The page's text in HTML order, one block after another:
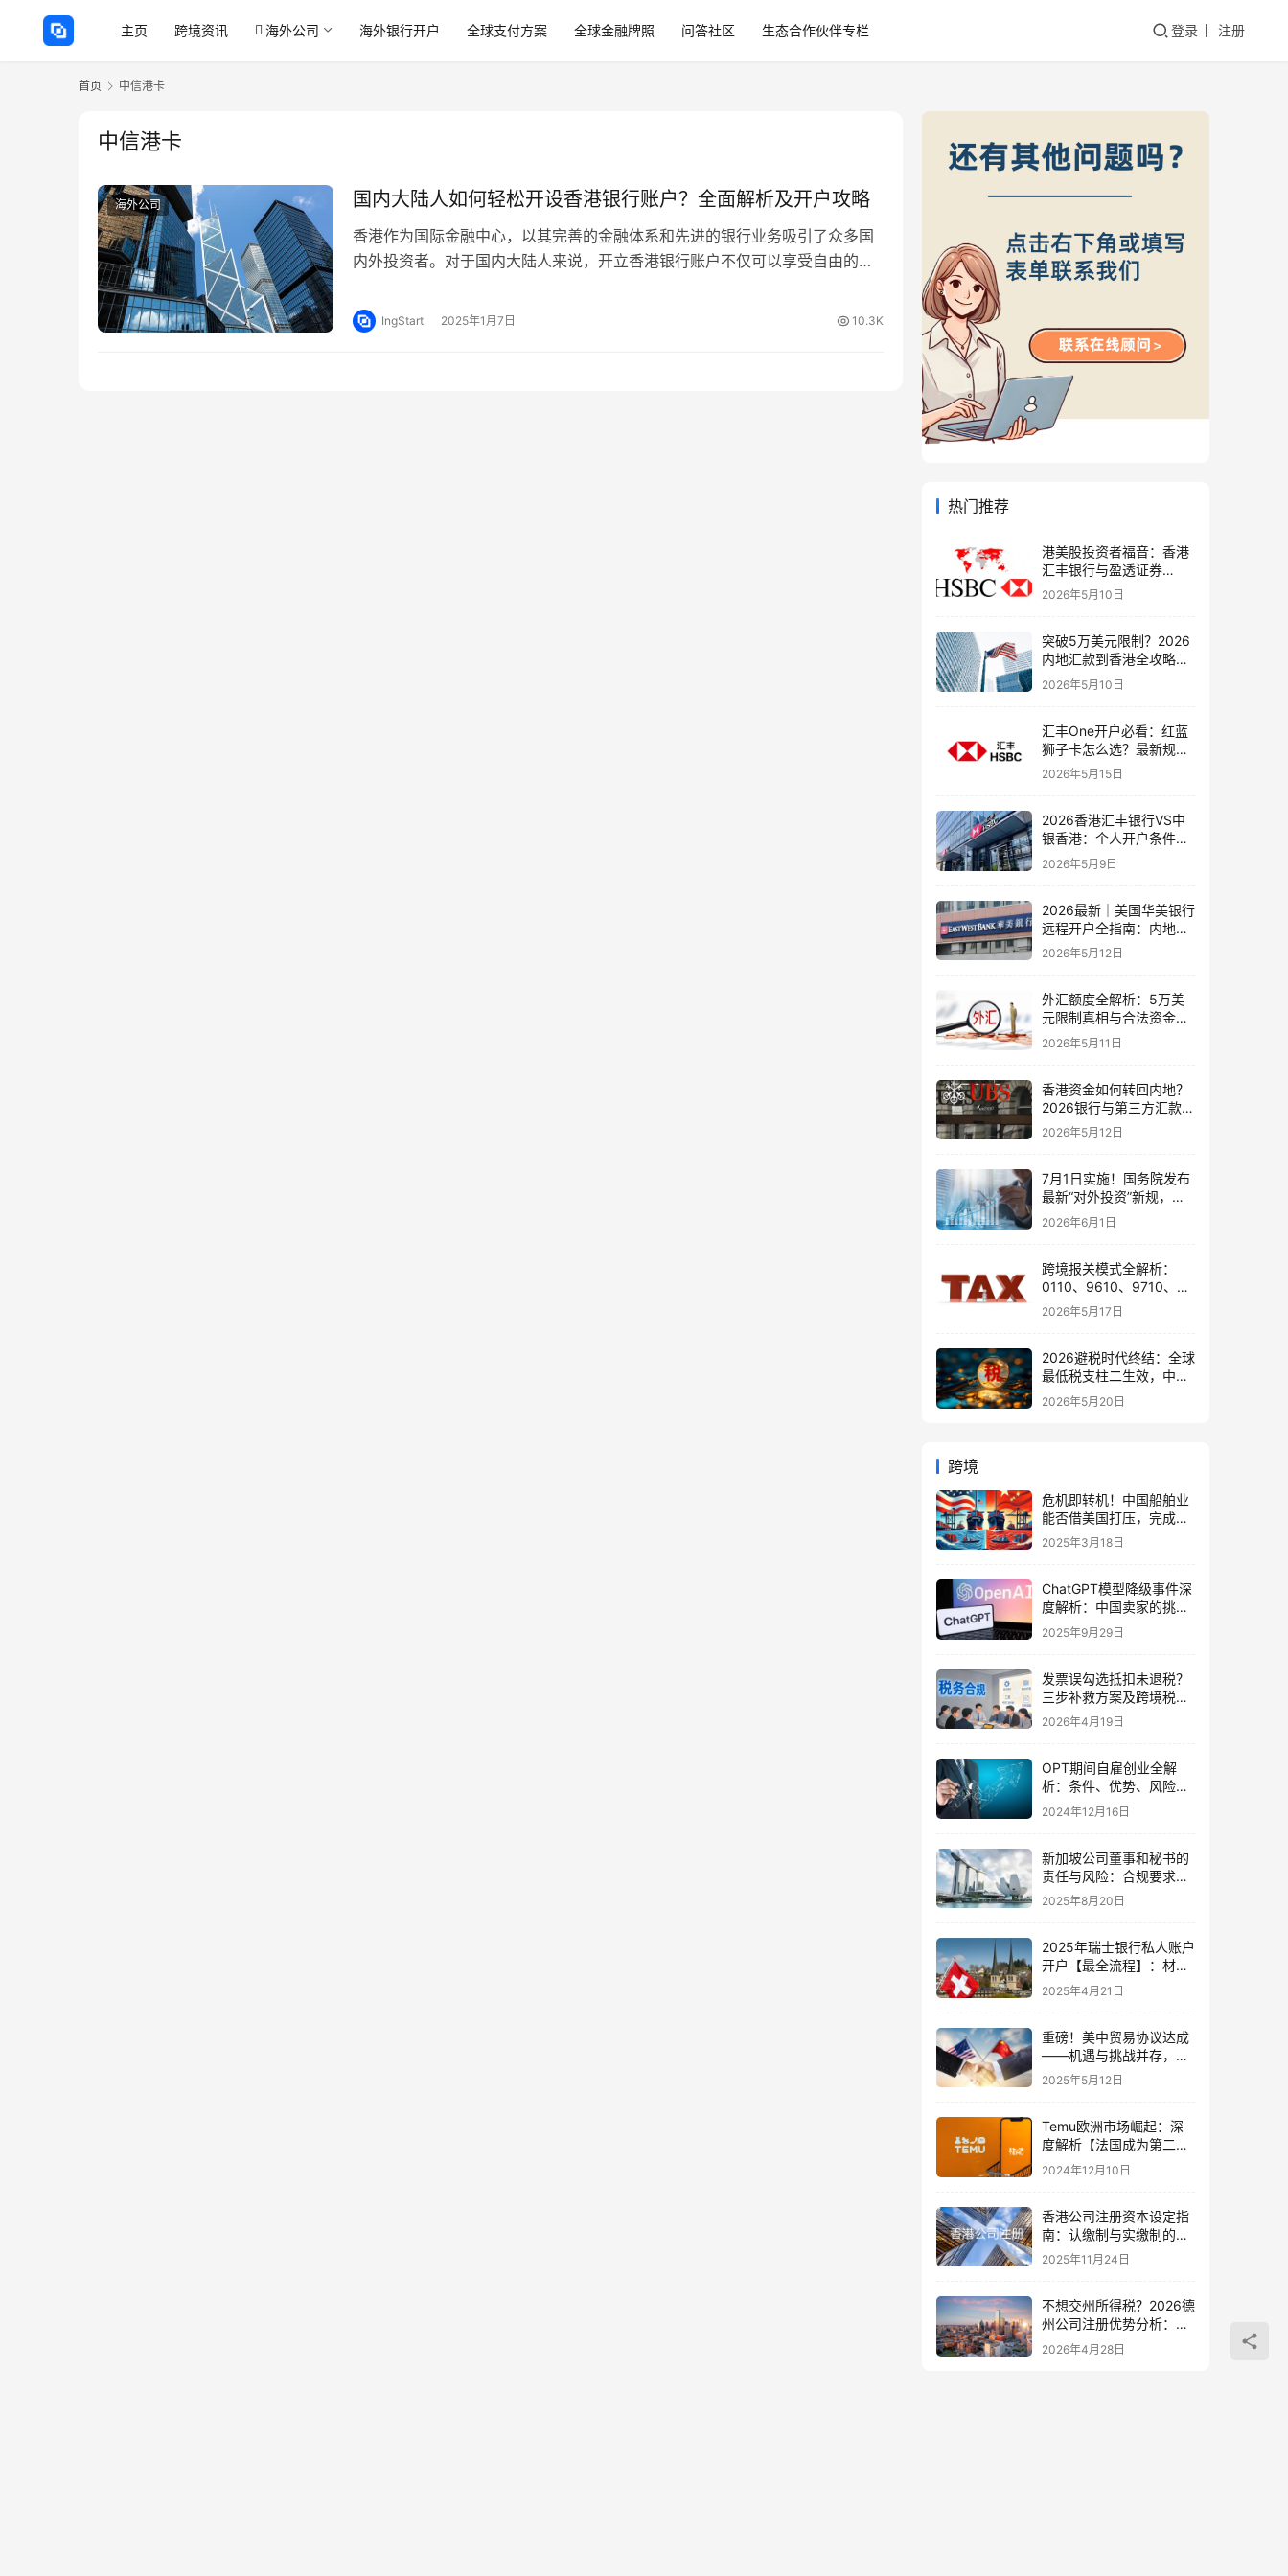
主页 跨境资讯 海外公司 海外银行开户 全球支付方案 全球金融牌照 问答社区 生态合作伙伴专栏 登录 注册
首页 中信港卡
中信港卡
海外公司 国内大陆人如何轻松开设香港银行账户？全面解析及开户攻略
香港作为国际金融中心，以其完善的金融体系和先进的银行业务吸引了众多国
内外投资者。对于国内大陆人来说，开立香港银行账户不仅可以享受自由的外
IngStart 2025年1月7日 10.3K
热门推荐
港美股投资者福音：香港
汇丰银行与盈透证券
（IBKR）绑定入金全流
2026年5月10日
突破5万美元限制？2026
内地汇款到香港全攻略：
4种合法路径、手续费对
比与避坑指南
2026年5月10日
汇丰One开户必看：红蓝
狮子卡怎么选？最新规则
+补办攻略+5个避坑指南
2026年5月15日
2026香港汇丰银行VS中
银香港：个人开户条件、
费用、下户速度全方位对
比指南
2026年5月9日
2026最新｜美国华美银行
远程开户全指南：内地居
民足不出户办理美股与跨
2026年5月12日
外汇额度全解析：5万美
元限制真相与合法资金出
境通道
2026年5月11日
香港资金如何转回内地？
2026银行与第三方汇款全
攻略
2026年5月12日
7月1日实施！国务院发布
最新“对外投资”新规，炒
股、出海、海外资产配置
会有何影响
2026年6月1日
跨境报关模式全解析：
0110、9610、9710、
9810、1039、1210 的区
2026年5月17日
2026避税时代终结：全球
最低税支柱二生效，中国
企业家海外公司合规3大
2026年5月20日
跨境
危机即转机！中国船舶业
能否借美国打压，完成碳
中和技术弯道超车？
2025年3月18日
ChatGPT模型降级事件深
度解析：中国卖家的挑战
与机遇，应对策略全指南
2025年9月29日
发票误勾选抵扣未退税？
三步补救方案及跨境税务
合规指南
2026年4月19日
OPT期间自雇创业全解
析：条件、优势、风险与
合法指南
2024年12月16日
新加坡公司董事和秘书的
责任与风险：合规要求与
避坑指南
2025年8月20日
2025年瑞士银行私人账户
开户【最全流程】：材料
清单+避坑指南+费用明
2025年4月21日
重磅！美中贸易协议达成
——机遇与挑战并存，中
国卖家如何破局前行？
2025年5月12日
Temu欧洲市场崛起：深
度解析【法国成为第二大
市场】
2024年12月10日
香港公司注册资本设定指
南：认缴制与实缴制的区
别、风险及中国投资者应
2025年11月24日
不想交州所得税？2026德
州公司注册优势分析：实
体企业 vs 科技初创
2026年4月28日